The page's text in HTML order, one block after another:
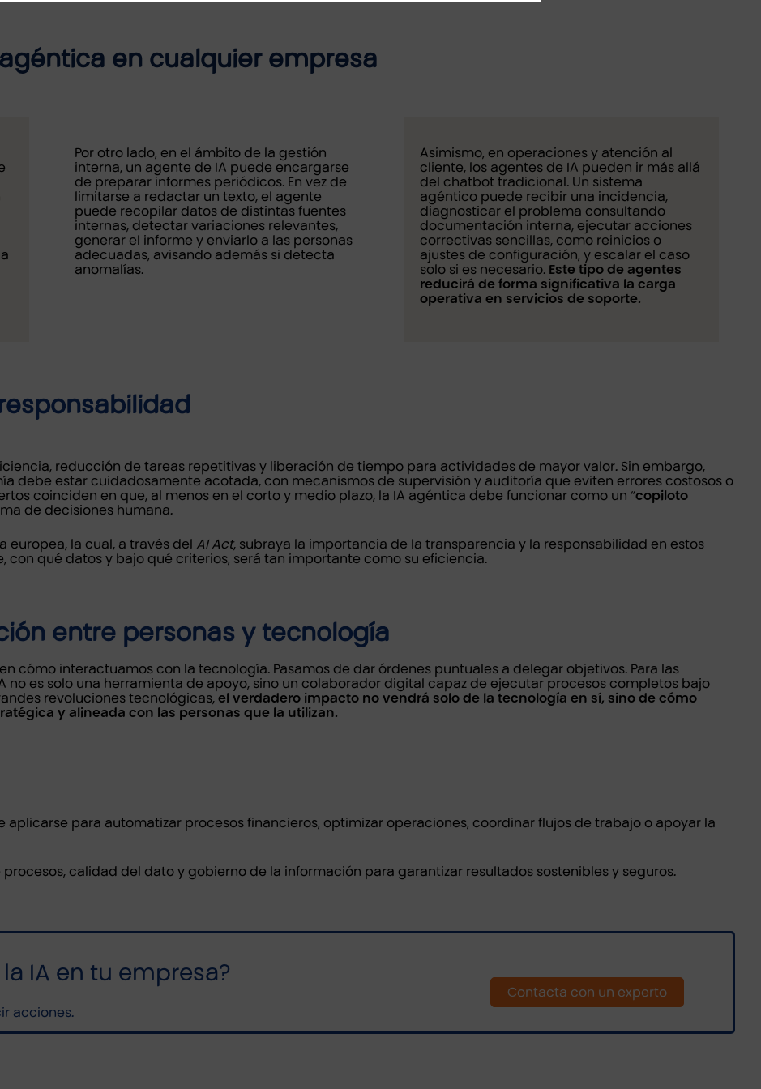
en cualquier empresa
Por otro lado, en el ámbito de la gestión
interna, un agente de IA puede encargarse
de preparar informes periódicos. En vez de
limitarse a redactar un texto, el agente
puede recopilar datos de distintas fuentes
internas, detectar variaciones relevantes,
generar el informe y enviarlo a las personas
adecuadas, avisando además si detecta
anomalías.
Asimismo, en operaciones y atención al
cliente, los agentes de IA pueden ir más allá
del chatbot tradicional. Un sistema
agéntico puede recibir una incidencia,
diagnosticar el problema consultando
documentación interna, ejecutar acciones
correctivas sencillas, como reinicios o
ajustes de configuración, y escalar el caso
solo si es necesario. Este tipo de agentes
reducirá de forma significativa la carga
operativa en servicios de soporte.
reducción de tareas repetitivas y liberación de tiempo para actividades de mayor valor. Sin embargo,
debe estar cuidadosamente acotada, con mecanismos de supervisión y auditoría que eviten errores costosos o
coinciden en que, al menos en el corto y medio plazo, la IA agéntica debe funcionar como un “copiloto
de decisiones humana.
europea, la cual, a través del AI Act, subraya la importancia de la transparencia y la responsabilidad en estos
con qué datos y bajo qué criterios, será tan importante como su eficiencia.
entre personas y tecnología
cómo interactuamos con la tecnología. Pasamos de dar órdenes puntuales a delegar objetivos. Para las
no es solo una herramienta de apoyo, sino un colaborador digital capaz de ejecutar procesos completos bajo
revoluciones tecnológicas, el verdadero impacto no vendrá solo de la tecnología en sí, sino de cómo
y alineada con las personas que la utilizan.
aplicarse para automatizar procesos financieros, optimizar operaciones, coordinar flujos de trabajo o apoyar la
calidad del dato y gobierno de la información para garantizar resultados sostenibles y seguros.
IA en tu empresa?
acciones.
Contacta con un experto